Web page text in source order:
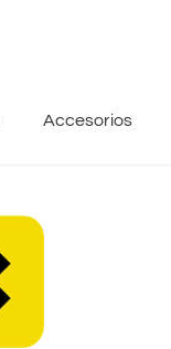
Accesorios